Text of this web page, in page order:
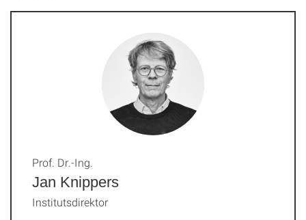
Jan Knippers
Prof. Dr.-Ing.
Institutsdirektor